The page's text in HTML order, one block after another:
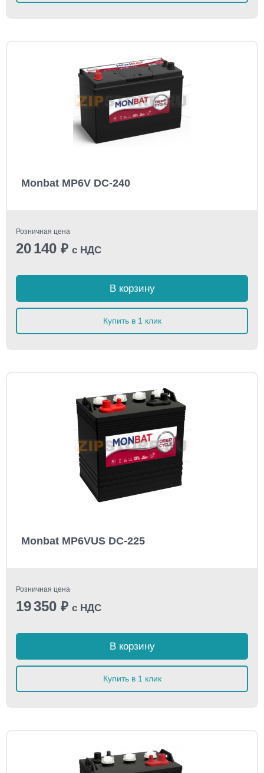
Monbat MP6V DC-240
Розничная цена
20 140 ₽ с НДС
В корзину
Купить в 1 клик
Monbat MP6VUS DC-225
Розничная цена
19 350 ₽ с НДС
В корзину
Купить в 1 клик